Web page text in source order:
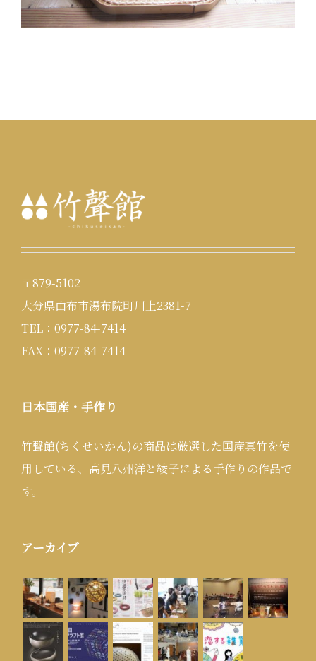
〒879-5102
大分県由布市湯布院町川上2381-7
TEL：0977-84-7414
FAX：0977-84-7414
日本国産・手作り
竹聲館(ちくせいかん)の商品は厳選した国産真竹を使
用している、高見八州洋と綾子による手作りの作品で
す。
アーカイブ